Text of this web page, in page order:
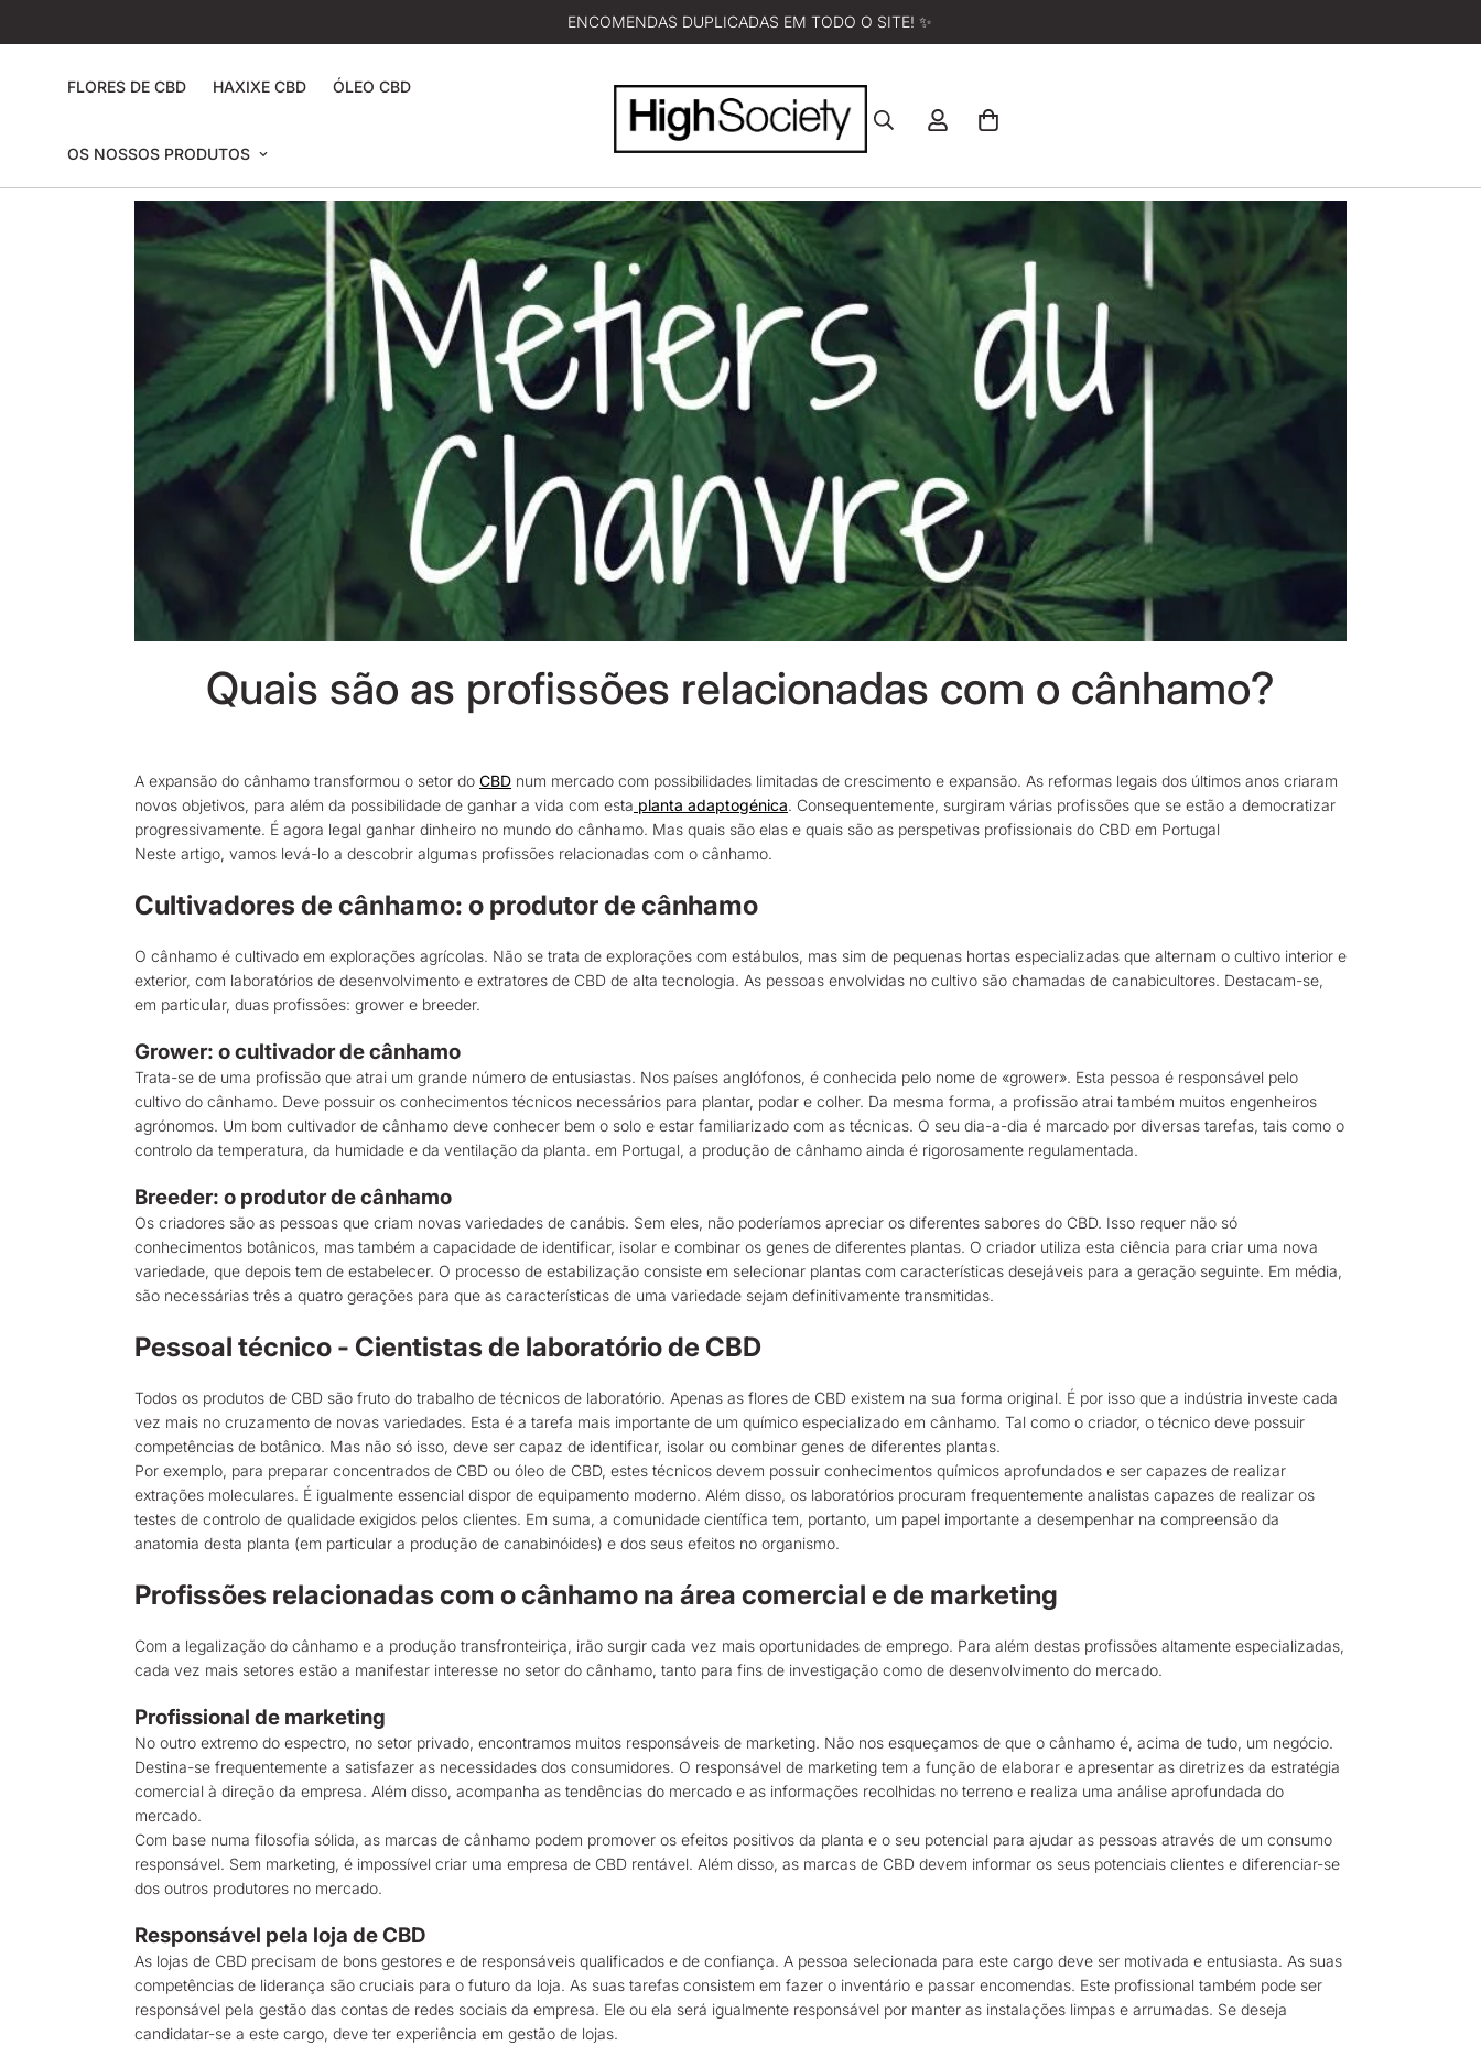
ENCOMENDAS DUPLICADAS EM TODO O SITE! ✨
FLORES DE CBD HAXIXE CBD ÓLEO CBD
OS NOSSOS PRODUTOS
Quais são as profissões relacionadas com o cânhamo?
A expansão do cânhamo transformou o setor do CBD num mercado com possibilidades limitadas de crescimento e expansão. As reformas legais dos últimos anos criaram
novos objetivos, para além da possibilidade de ganhar a vida com esta planta adaptogénica. Consequentemente, surgiram várias profissões que se estão a democratizar
progressivamente. É agora legal ganhar dinheiro no mundo do cânhamo. Mas quais são elas e quais são as perspetivas profissionais do CBD em Portugal
Neste artigo, vamos levá-lo a descobrir algumas profissões relacionadas com o cânhamo.
Cultivadores de cânhamo: o produtor de cânhamo
O cânhamo é cultivado em explorações agrícolas. Não se trata de explorações com estábulos, mas sim de pequenas hortas especializadas que alternam o cultivo interior e
exterior, com laboratórios de desenvolvimento e extratores de CBD de alta tecnologia. As pessoas envolvidas no cultivo são chamadas de canabicultores. Destacam-se,
em particular, duas profissões: grower e breeder.
Grower: o cultivador de cânhamo
Trata-se de uma profissão que atrai um grande número de entusiastas. Nos países anglófonos, é conhecida pelo nome de «grower». Esta pessoa é responsável pelo
cultivo do cânhamo. Deve possuir os conhecimentos técnicos necessários para plantar, podar e colher. Da mesma forma, a profissão atrai também muitos engenheiros
agrónomos. Um bom cultivador de cânhamo deve conhecer bem o solo e estar familiarizado com as técnicas. O seu dia-a-dia é marcado por diversas tarefas, tais como o
controlo da temperatura, da humidade e da ventilação da planta. em Portugal, a produção de cânhamo ainda é rigorosamente regulamentada.
Breeder: o produtor de cânhamo
Os criadores são as pessoas que criam novas variedades de canábis. Sem eles, não poderíamos apreciar os diferentes sabores do CBD. Isso requer não só
conhecimentos botânicos, mas também a capacidade de identificar, isolar e combinar os genes de diferentes plantas. O criador utiliza esta ciência para criar uma nova
variedade, que depois tem de estabelecer. O processo de estabilização consiste em selecionar plantas com características desejáveis para a geração seguinte. Em média,
são necessárias três a quatro gerações para que as características de uma variedade sejam definitivamente transmitidas.
Pessoal técnico - Cientistas de laboratório de CBD
Todos os produtos de CBD são fruto do trabalho de técnicos de laboratório. Apenas as flores de CBD existem na sua forma original. É por isso que a indústria investe cada
vez mais no cruzamento de novas variedades. Esta é a tarefa mais importante de um químico especializado em cânhamo. Tal como o criador, o técnico deve possuir
competências de botânico. Mas não só isso, deve ser capaz de identificar, isolar ou combinar genes de diferentes plantas.
Por exemplo, para preparar concentrados de CBD ou óleo de CBD, estes técnicos devem possuir conhecimentos químicos aprofundados e ser capazes de realizar
extrações moleculares. É igualmente essencial dispor de equipamento moderno. Além disso, os laboratórios procuram frequentemente analistas capazes de realizar os
testes de controlo de qualidade exigidos pelos clientes. Em suma, a comunidade científica tem, portanto, um papel importante a desempenhar na compreensão da
anatomia desta planta (em particular a produção de canabinóides) e dos seus efeitos no organismo.
Profissões relacionadas com o cânhamo na área comercial e de marketing
Com a legalização do cânhamo e a produção transfronteiriça, irão surgir cada vez mais oportunidades de emprego. Para além destas profissões altamente especializadas,
cada vez mais setores estão a manifestar interesse no setor do cânhamo, tanto para fins de investigação como de desenvolvimento do mercado.
Profissional de marketing
No outro extremo do espectro, no setor privado, encontramos muitos responsáveis de marketing. Não nos esqueçamos de que o cânhamo é, acima de tudo, um negócio.
Destina-se frequentemente a satisfazer as necessidades dos consumidores. O responsável de marketing tem a função de elaborar e apresentar as diretrizes da estratégia
comercial à direção da empresa. Além disso, acompanha as tendências do mercado e as informações recolhidas no terreno e realiza uma análise aprofundada do
mercado.
Com base numa filosofia sólida, as marcas de cânhamo podem promover os efeitos positivos da planta e o seu potencial para ajudar as pessoas através de um consumo
responsável. Sem marketing, é impossível criar uma empresa de CBD rentável. Além disso, as marcas de CBD devem informar os seus potenciais clientes e diferenciar-se
dos outros produtores no mercado.
Responsável pela loja de CBD
As lojas de CBD precisam de bons gestores e de responsáveis qualificados e de confiança. A pessoa selecionada para este cargo deve ser motivada e entusiasta. As suas
competências de liderança são cruciais para o futuro da loja. As suas tarefas consistem em fazer o inventário e passar encomendas. Este profissional também pode ser
responsável pela gestão das contas de redes sociais da empresa. Ele ou ela será igualmente responsável por manter as instalações limpas e arrumadas. Se deseja
candidatar-se a este cargo, deve ter experiência em gestão de lojas.